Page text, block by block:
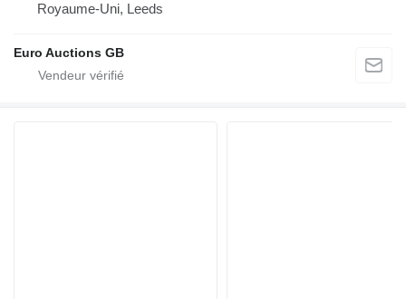
Royaume-Uni, Leeds
Euro Auctions GB